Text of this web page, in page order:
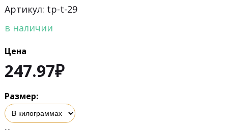
Артикул: tp-t-29
в наличии
Цена
247.97₽
Размер: